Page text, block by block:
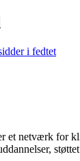
i fedtet
et netværk for